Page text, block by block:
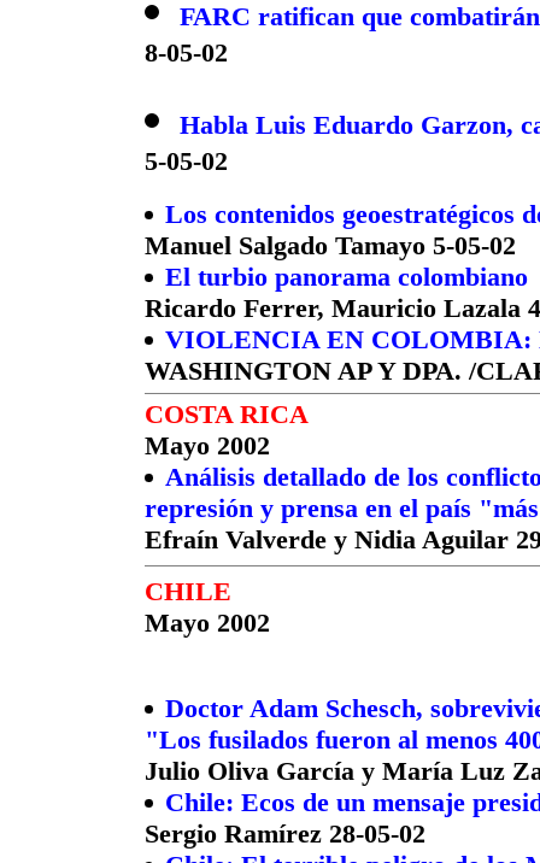
FARC ratifican que
8-05-02
Habla Luis Eduardo Garzon,
5-05-02
Los contenidos geoestratégicos
Manuel Salgado Tamayo 5-05-02
El turbio panorama colombiano
Ricardo Ferrer, Mauricio Lazala
VIOLENCIA EN
WASHINGTON AP Y DPA. /
COSTA RICA
Mayo 2002
Análisis detallado de los
represión y prensa en el país
Efraín Valverde y Nidia Aguilar
CHILE
Mayo 2002
Doctor Adam Schesch,
"Los fusilados fueron al menos
Julio Oliva García y María Luz
Chile: Ecos de un mensaje
Sergio Ramírez 28-05-02